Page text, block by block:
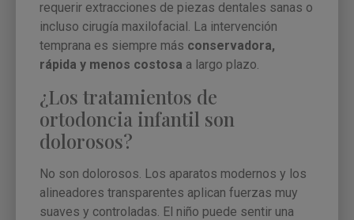
requerir extracciones de piezas dentales sanas o
incluso cirugía maxilofacial. La intervención
temprana es siempre más conservadora,
rápida y menos costosa a largo plazo.
¿Los tratamientos de
ortodoncia infantil son
dolorosos?
No son dolorosos. Los aparatos modernos y los
alineadores transparentes aplican fuerzas muy
suaves y controladas. El niño puede sentir una